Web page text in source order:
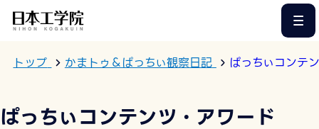
トップ かまトゥ＆ぱっちぃ観察日記 ぱっちぃコンテ
ぱっちぃコンテンツ・アワード